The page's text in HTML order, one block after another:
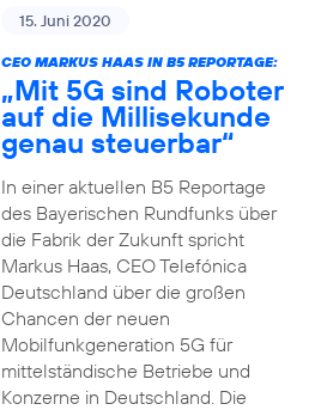
15. Juni 2020
CEO MARKUS HAAS IN B5 REPORTAGE:
„Mit 5G sind Roboter
auf die Millisekunde
genau steuerbar“
In einer aktuellen B5 Reportage
des Bayerischen Rundfunks über
die Fabrik der Zukunft spricht
Markus Haas, CEO Telefónica
Deutschland über die großen
Chancen der neuen
Mobilfunkgeneration 5G für
mittelständische Betriebe und
Konzerne in Deutschland. Die